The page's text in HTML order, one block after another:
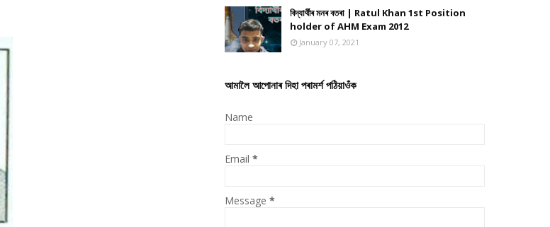
বিদ্যাৰ্থীৰ মনৰ বতৰা | Ratul Khan 1st Position
holder of AHM Exam 2012
January 07, 2021
আমালৈ আপোনাৰ দিহা পৰামৰ্শ পঠিয়াওঁক
Name
Email*
Message*